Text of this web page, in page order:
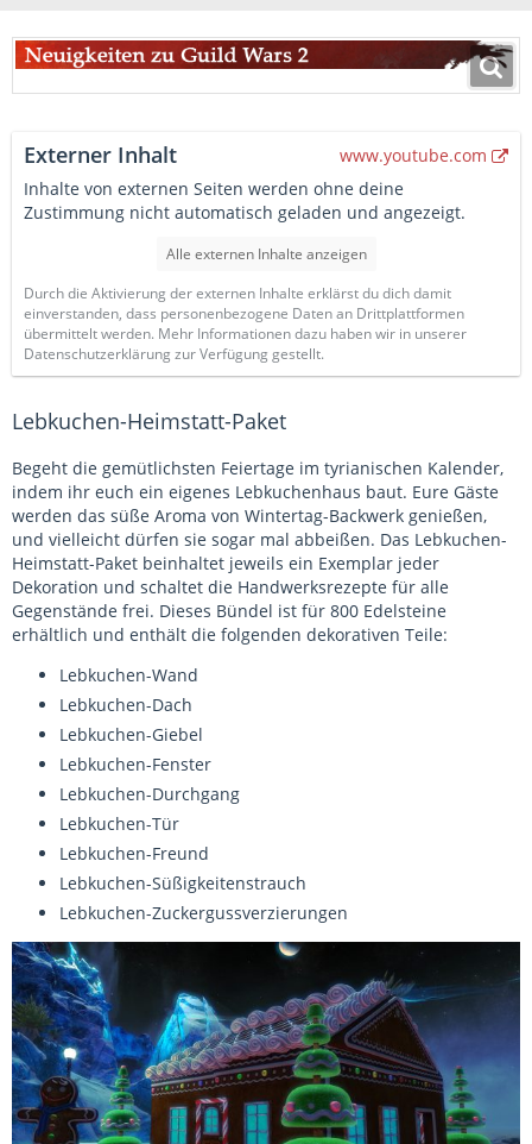
Externer Inhalt
www.youtube.com
Inhalte von externen Seiten werden ohne deine
Zustimmung nicht automatisch geladen und angezeigt.
Alle externen Inhalte anzeigen
Durch die Aktivierung der externen Inhalte erklärst du dich damit
einverstanden, dass personenbezogene Daten an Drittplattformen
übermittelt werden. Mehr Informationen dazu haben wir in unserer
Datenschutzerklärung zur Verfügung gestellt.
Lebkuchen-Heimstatt-Paket
Begeht die gemütlichsten Feiertage im tyrianischen Kalender,
indem ihr euch ein eigenes Lebkuchenhaus baut. Eure Gäste
werden das süße Aroma von Wintertag-Backwerk genießen,
und vielleicht dürfen sie sogar mal abbeißen. Das Lebkuchen-
Heimstatt-Paket beinhaltet jeweils ein Exemplar jeder
Dekoration und schaltet die Handwerksrezepte für alle
Gegenstände frei. Dieses Bündel ist für 800 Edelsteine
erhältlich und enthält die folgenden dekorativen Teile:
Lebkuchen-Wand
Lebkuchen-Dach
Lebkuchen-Giebel
Lebkuchen-Fenster
Lebkuchen-Durchgang
Lebkuchen-Tür
Lebkuchen-Freund
Lebkuchen-Süßigkeitenstrauch
Lebkuchen-Zuckergussverzierungen